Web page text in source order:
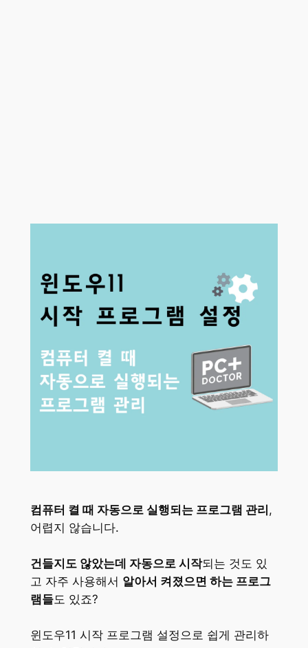
컴퓨터 켤 때 자동으로 실행되는 프로그램 관리 ,
어렵지 않습니다.
건들지도 않았는데 자동으로 시작되는 것도 있
고 자주 사용해서 알아서 켜졌으면 하는 프로그
램들도 있죠?
윈도우11 시작 프로그램 설정으로 쉽게 관리하